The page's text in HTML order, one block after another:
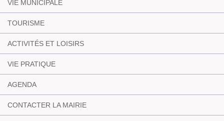
VIE MUNICIPALE
TOURISME
ACTIVITÉS ET LOISIRS
VIE PRATIQUE
AGENDA
CONTACTER LA MAIRIE